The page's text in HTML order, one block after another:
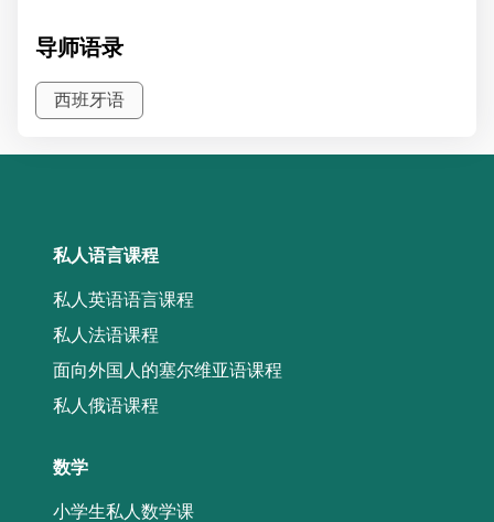
导师语录
西班牙语
私人语言课程
私人英语语言课程
私人法语课程
面向外国人的塞尔维亚语课程
私人俄语课程
数学
小学生私人数学课